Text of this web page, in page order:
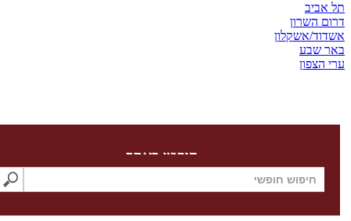
אשקלון
חיפוש באתר